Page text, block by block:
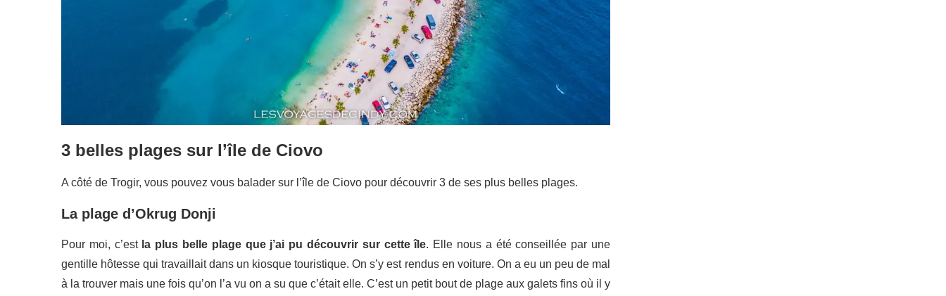
3 belles plages sur l’île de Ciovo
A côté de Trogir, vous pouvez vous balader sur l’île de Ciovo pour découvrir 3 de ses plus belles plages.
La plage d’Okrug Donji
Pour moi, c’est la plus belle plage que j’ai pu découvrir sur cette île. Elle nous a été conseillée par une
gentille hôtesse qui travaillait dans un kiosque touristique. On s’y est rendus en voiture. On a eu un peu de mal
à la trouver mais une fois qu’on l’a vu on a su que c’était elle. C’est un petit bout de plage aux galets fins où il y